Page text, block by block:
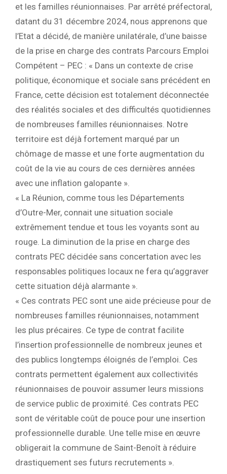
et les familles réunionnaises. Par arrêté préfectoral,
datant du 31 décembre 2024, nous apprenons que
l’Etat a décidé, de manière unilatérale, d’une baisse
de la prise en charge des contrats Parcours Emploi
Compétent – PEC : « Dans un contexte de crise
politique, économique et sociale sans précédent en
France, cette décision est totalement déconnectée
des réalités sociales et des difficultés quotidiennes
de nombreuses familles réunionnaises. Notre
territoire est déjà fortement marqué par un
chômage de masse et une forte augmentation du
coût de la vie au cours de ces dernières années
avec une inflation galopante ».
« La Réunion, comme tous les Départements
d’Outre-Mer, connait une situation sociale
extrêmement tendue et tous les voyants sont au
rouge. La diminution de la prise en charge des
contrats PEC décidée sans concertation avec les
responsables politiques locaux ne fera qu’aggraver
cette situation déjà alarmante ».
« Ces contrats PEC sont une aide précieuse pour de
nombreuses familles réunionnaises, notamment
les plus précaires. Ce type de contrat facilite
l’insertion professionnelle de nombreux jeunes et
des publics longtemps éloignés de l’emploi. Ces
contrats permettent également aux collectivités
réunionnaises de pouvoir assumer leurs missions
de service public de proximité. Ces contrats PEC
sont de véritable coût de pouce pour une insertion
professionnelle durable. Une telle mise en œuvre
obligerait la commune de Saint-Benoît à réduire
drastiquement ses futurs recrutements ».